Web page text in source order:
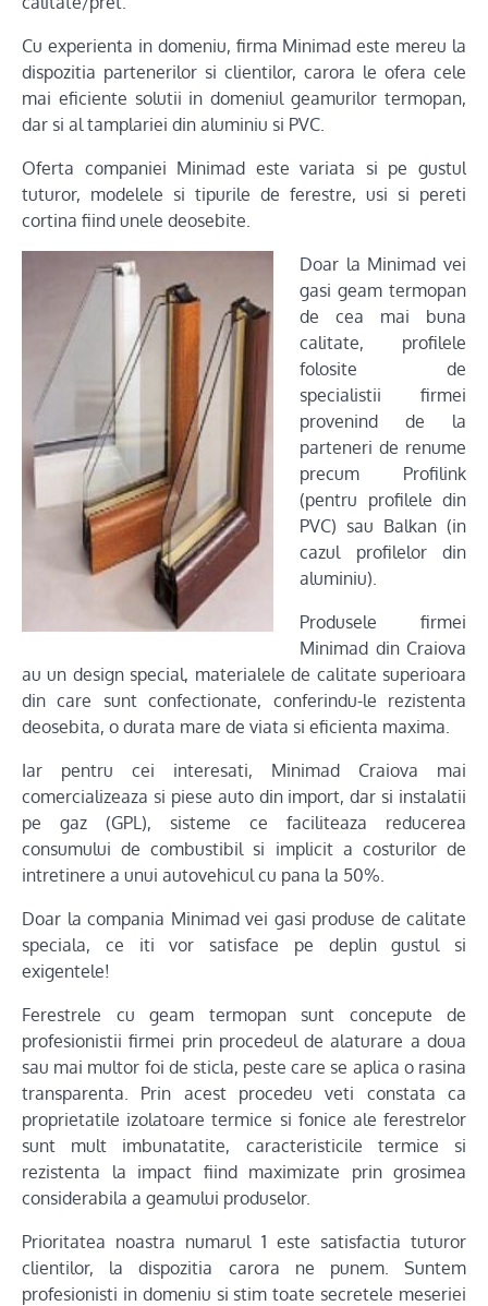
Cu experienta in domeniu, firma Minimad este mereu la
dispozitia partenerilor si clientilor, carora le ofera cele
mai eficiente solutii in domeniul geamurilor termopan,
dar si al tamplariei din aluminiu si PVC.
Oferta companiei Minimad este variata si pe gustul
tuturor, modelele si tipurile de ferestre, usi si pereti
cortina fiind unele deosebite.
Doar la Minimad vei
gasi geam termopan
de cea mai buna
calitate, profilele
folosite de
specialistii firmei
provenind de la
parteneri de renume
precum Profilink
(pentru profilele din
PVC) sau Balkan (in
cazul profilelor din
aluminiu).
Produsele firmei
Minimad din Craiova
au un design special, materialele de calitate superioara
din care sunt confectionate, conferindu-le rezistenta
deosebita, o durata mare de viata si eficienta maxima.
Iar pentru cei interesati, Minimad Craiova mai
comercializeaza si piese auto din import, dar si instalatii
pe gaz (GPL), sisteme ce faciliteaza reducerea
consumului de combustibil si implicit a costurilor de
intretinere a unui autovehicul cu pana la 50%.
Doar la compania Minimad vei gasi produse de calitate
speciala, ce iti vor satisface pe deplin gustul si
exigentele!
Ferestrele cu geam termopan sunt concepute de
profesionistii firmei prin procedeul de alaturare a doua
sau mai multor foi de sticla, peste care se aplica o rasina
transparenta. Prin acest procedeu veti constata ca
proprietatile izolatoare termice si fonice ale ferestrelor
sunt mult imbunatatite, caracteristicile termice si
rezistenta la impact fiind maximizate prin grosimea
considerabila a geamului produselor.
Prioritatea noastra numarul 1 este satisfactia tuturor
clientilor, la dispozitia carora ne punem. Suntem
profesionisti in domeniu si stim toate secretele meseriei